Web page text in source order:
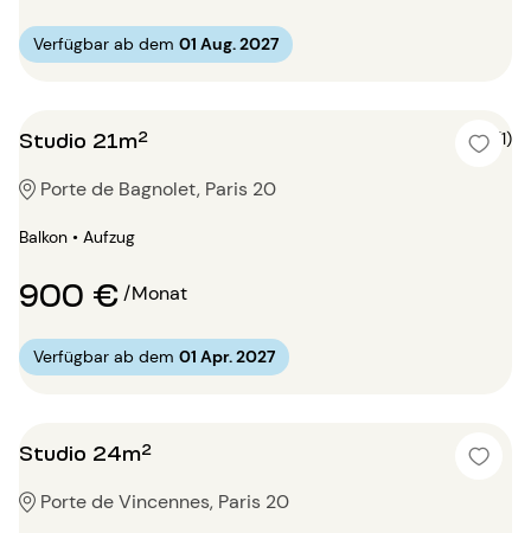
Verfügbar ab dem 01 Aug. 2027
Studio 21m² 5 (1)
Porte de Bagnolet, Paris 20
Balkon • Aufzug
900 €/Monat
Verfügbar ab dem 01 Apr. 2027
Studio 24m²
Porte de Vincennes, Paris 20